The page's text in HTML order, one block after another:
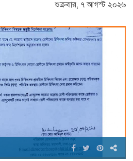
শুক্রবার, ৭ আগস্ট ২০২৬